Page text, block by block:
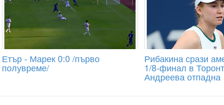
Етър - Марек 0:0 /първо
полувреме/
Рибакина срази
1/8-финал в
Андреева отпадна